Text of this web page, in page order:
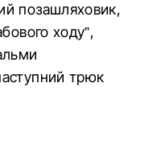
позашляховик,
ходу”,
трюк